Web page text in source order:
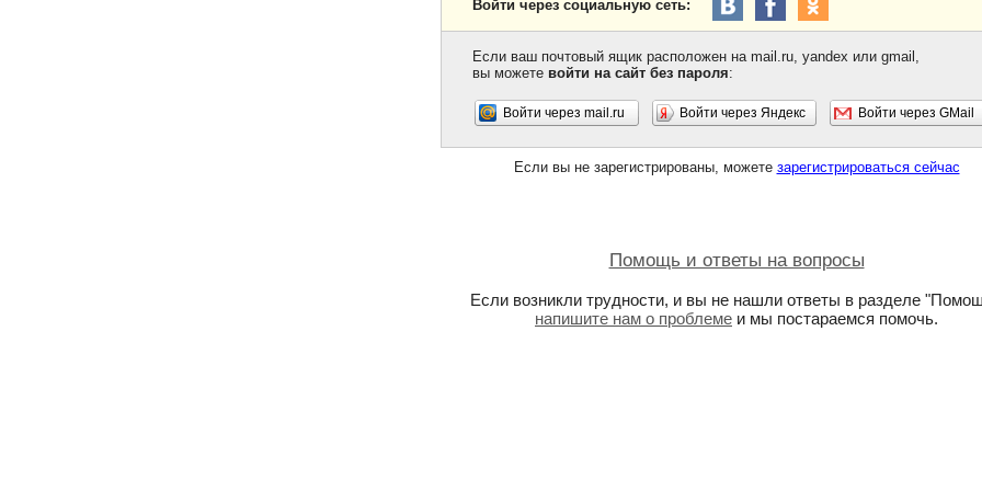
Войти через социальную сеть:
Если ваш почтовый ящик расположен на mail.ru, yandex или gmail,
вы можете войти на сайт без пароля:
Войти через mail.ru Войти через Яндекс Войти через GMail
Если вы не зарегистрированы, можете зарегистрироваться сейчас
Помощь и ответы на вопросы
Если возникли трудности, и вы не нашли ответы в разделе
напишите нам о проблеме и мы постараемся помочь.